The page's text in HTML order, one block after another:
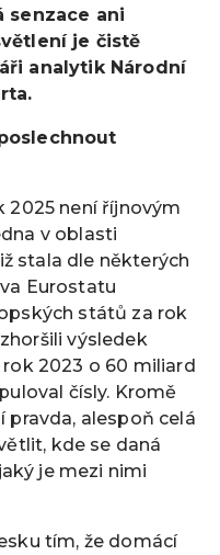
senzace ani
je čistě
analytik Národní
2025 není říjnovým
v oblasti
stala dle některých
Eurostatu
států za rok
výsledek
2023 o 60 miliard
čísly. Kromě
alespoň celá
kde se daná
je mezi nimi
tím, že domácí